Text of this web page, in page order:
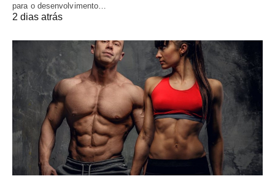
para o desenvolvimento…
2 dias atrás